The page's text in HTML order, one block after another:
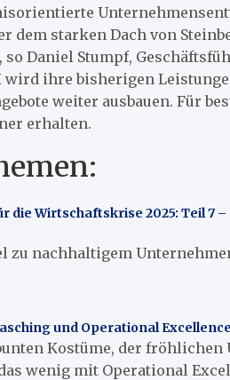
dem starken Dach von
Daniel Stumpf,
wird ihre bisherigen
weiter ausbauen. Für
erhalten.
Wirtschaftskrise 2025: Teil 7
zu nachhaltigem
und Operational
Kostüme, der fröhlichen
wenig mit Operational